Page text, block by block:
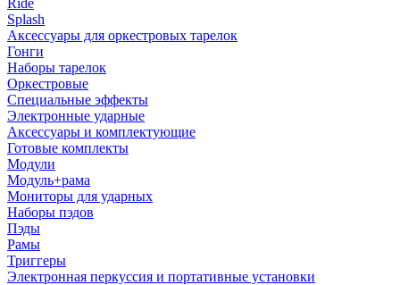
Ride
Splash
Аксессуары для оркестровых тарелок
Гонги
Наборы тарелок
Оркестровые
Специальные эффекты
Электронные ударные
Аксессуары и комплектующие
Готовые комплекты
Модули
Модуль+рама
Мониторы для ударных
Наборы пэдов
Пэды
Рамы
Триггеры
Электронная перкуссия и портативные установки